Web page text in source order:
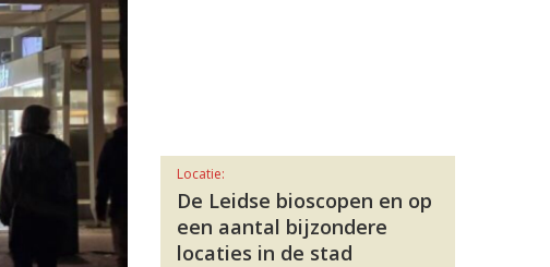
Locatie:
De Leidse bioscopen en op
een aantal bijzondere
locaties in de stad